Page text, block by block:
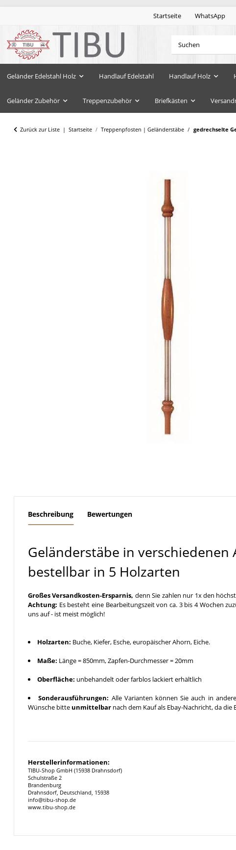
Startseite WhatsApp
Geländer Edelstahl Holz Handlauf Edelstahl Handlauf Holz
Geländer Zubehör Treppenzubehör Briefkästen
Zurück zur Liste Startseite Treppenpfosten | Geländerstäbe gedrechselte
Beschreibung Bewertungen
Geländerstäbe in verschiedenen
bestellbar in 5 Holzarten
Großes Versandkosten-Ersparnis, denn Sie zahlen nur 1x den
Achtung: Es besteht eine Bearbeitungszeit von ca. 3 bis 4 Wochen
uns auf - ist meist möglich!
Holzarten: Buche, Kiefer, Esche, europäischer Ahorn, Eiche.
Maße: Länge = 850mm, Zapfen-Durchmesser = 20mm
Oberfläche: unbehandelt oder farblos lackiert erhältlich
Sonderausführungen: Alle Varianten können Sie auch in
Wünsche bitte unmittelbar nach dem Kauf als Ebay-Nachricht, da
Herstellerinformationen:
TIBU-Shop GmbH (15938 Drahnsdorf)
Schulstraße 2
Brandenburg
Drahnsdorf, Deutschland, 15938
info@tibu-shop.de
www.tibu-shop.de